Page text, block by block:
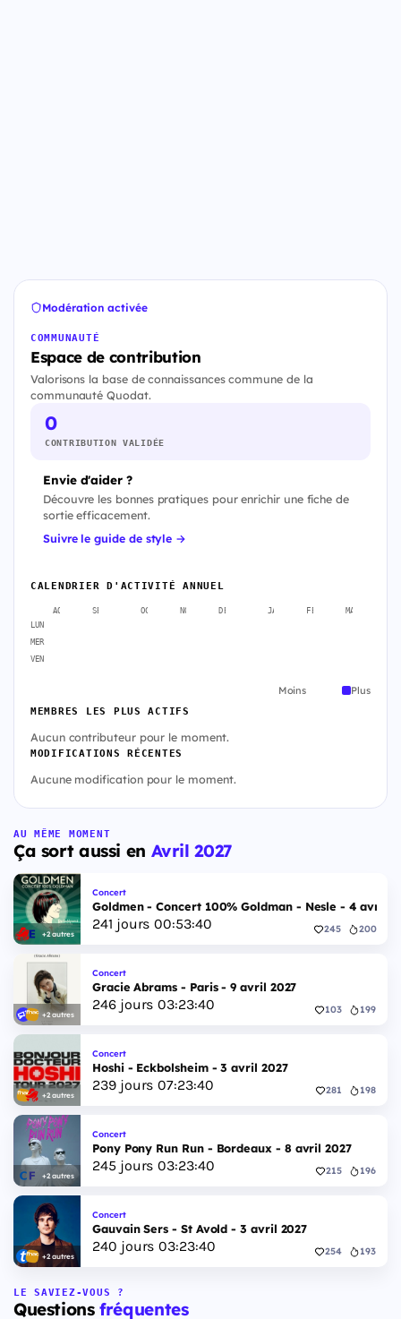
Modération activée
COMMUNAUTÉ
Espace de contribution
Valorisons la base de connaissances commune de la
communauté Quodat.
0
CONTRIBUTION VALIDÉE
Envie d'aider ?
Découvre les bonnes pratiques pour enrichir une fiche de
sortie efficacement.
Suivre le guide de style →
CALENDRIER D'ACTIVITÉ ANNUEL
AOÛT SEPT. OCT. NOV. DÉC. JANV. FÉVR. MARS
LUN
MER
VEN
Moins Plus
MEMBRES LES PLUS ACTIFS
Aucun contributeur pour le moment.
MODIFICATIONS RÉCENTES
Aucune modification pour le moment.
AU MÊME MOMENT
Ça sort aussi en Avril 2027
+2 autres
Concert
Goldmen - Concert 100% Goldman - Nesle - 4 avril
241 jours 00:53:40 245 200
+2 autres
Concert
Gracie Abrams - Paris - 9 avril 2027
246jours 03:23:40 103 199
+2 autres
Concert
Hoshi - Eckbolsheim - 3 avril 2027
239jours 07:23:40 281 198
+2 autres
Concert
Pony Pony Run Run - Bordeaux - 8 avril 2027
245 jours 03:23:40 215 196
+2 autres
Concert
Gauvain Sers - St Avold - 3 avril 2027
240 jours 03:23:40 254 193
LE SAVIEZ-VOUS ?
Questionsfréquentes